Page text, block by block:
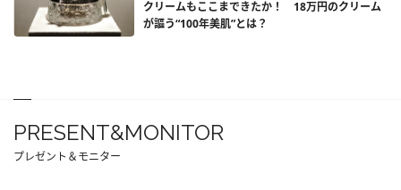
クリームもここまできたか！ 18万円のクリーム
が謳う“100年美肌”とは？
PRESENT&MONITOR
プレゼント＆モニター